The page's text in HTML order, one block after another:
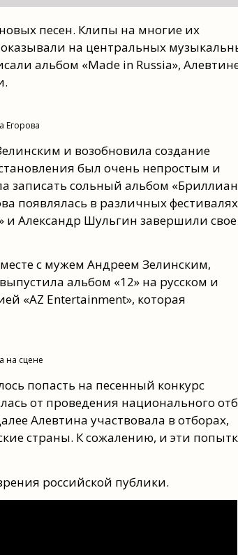
песен. Клипы на многие их
на центральных
альбом «Made in Russia»,
Егорова
и возобновила создание
был очень непростым и
записать сольный альбом
появлялась в различных
и Александр Шульгин завершили свое
с мужем Андреем Зелинским,
альбом «12» на русском и
«AZ Entertainment», которая
на сцене
попасть на песенный конкурс
от проведения национального
Алевтина участвовала в отборах,
страны. К сожалению, и эти
российской публики.